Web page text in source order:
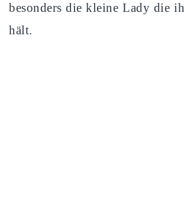
besonders die kleine Lady die
hält.